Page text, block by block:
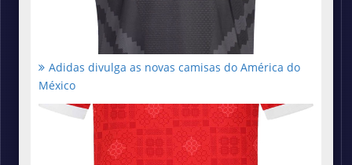
Adidas divulga as novas camisas do América do
México